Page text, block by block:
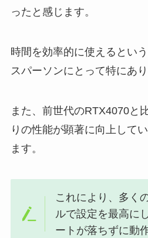
ったと感じます。
時間を効率的に使えるとい
スパーソンにとって特にあ
また、前世代のRTX4070と
りの性能が顕著に向上して
ます。
これにより、多く
ルで設定を最高に
ートが落ちずに動